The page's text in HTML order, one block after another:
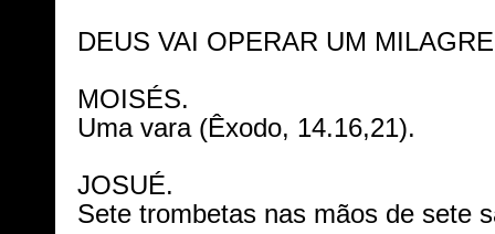
DEUS VAI OPERAR UM
MOISÉS.
Uma vara (Êxodo, 14.16,21).
JOSUÉ.
Sete trombetas nas mãos de sete